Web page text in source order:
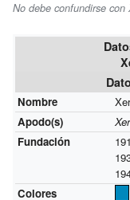
No debe confundirse con
Nombre
Apodo(s)
Fundación
Colores